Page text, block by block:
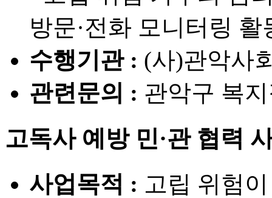
방문·전화 모니터링 활
수행기관 : (사)관악사
관련문의 : 관악구 복
고독사 예방 민·관 협력
사업목적 : 고립 위험